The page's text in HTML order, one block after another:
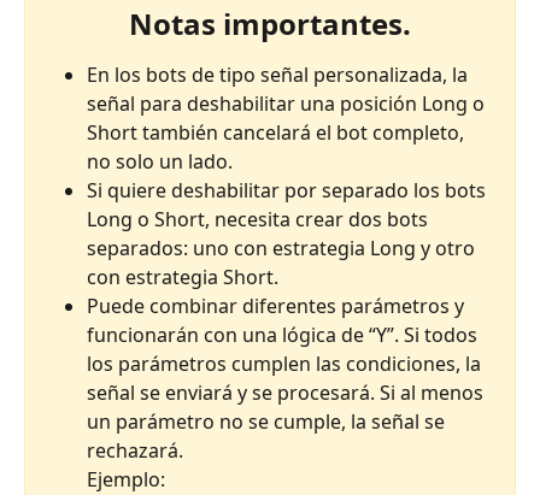
Notas importantes.
En los bots de tipo señal personalizada, la
señal para deshabilitar una posición Long o
Short también cancelará el bot completo,
no solo un lado.
Si quiere deshabilitar por separado los bots
Long o Short, necesita crear dos bots
separados: uno con estrategia Long y otro
con estrategia Short.
Puede combinar diferentes parámetros y
funcionarán con una lógica de “Y”. Si todos
los parámetros cumplen las condiciones, la
señal se enviará y se procesará. Si al menos
un parámetro no se cumple, la señal se
rechazará.
Ejemplo: